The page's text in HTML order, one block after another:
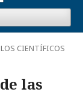
CIENTÍFICOS
las